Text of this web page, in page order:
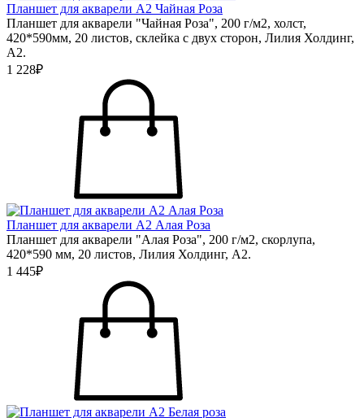
Планшет для акварели А2 Чайная Роза
Планшет для акварели "Чайная Роза", 200 г/м2, холст,
420*590мм, 20 листов, склейка с двух сторон, Лилия Холдинг,
А2.
1 228₽
Планшет для акварели А2 Алая Роза
Планшет для акварели "Алая Роза", 200 г/м2, скорлупа,
420*590 мм, 20 листов, Лилия Холдинг, А2.
1 445₽